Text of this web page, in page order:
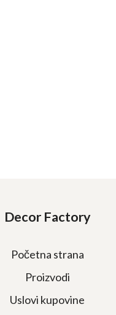
Decor Factory
Početna strana
Proizvodi
Uslovi kupovine